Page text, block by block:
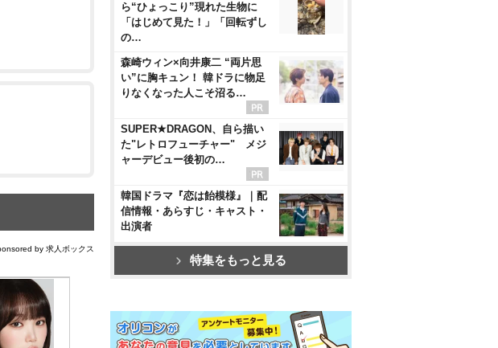
by 求人ボックス
ら“ひょっこり”現れた生物に
「はじめて見た！」「回転ずし
の…
森崎ウィン×向井康二 “両片思
い”に胸キュン！ 韓ドラに物足
りなくなった人こそ沼る…
SUPER★DRAGON、自ら描い
た"レトロフューチャー" メジ
ャーデビュー後初の…
韓国ドラマ『恋は飴模様』｜配
信情報・あらすじ・キャスト・
出演者
特集をもっと見る